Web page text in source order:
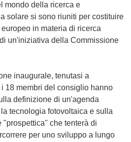
mondo della ricerca e
solare si sono riuniti per costituire
in materia di ricerca
un'iniziativa della Commissione
inaugurale, tenutasi a
18 membri del consiglio hanno
definizione di un'agenda
tecnologia fotovoltaica e sulla
che tenterà di
per uno sviluppo a lungo